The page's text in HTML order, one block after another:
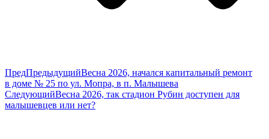
ПредПредыдущийВесна 2026, начался капитальный ремонт
в доме № 25 по ул. Мопра, в п. Малышева
СледующийВесна 2026, так стадион Рубин доступен для
малышевцев или нет?